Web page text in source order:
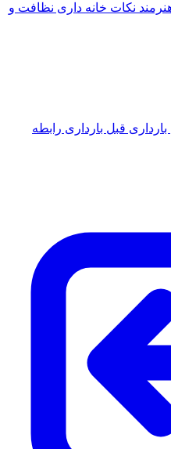
نکات خانه داری نظافت و
قبل بارداری رابطه